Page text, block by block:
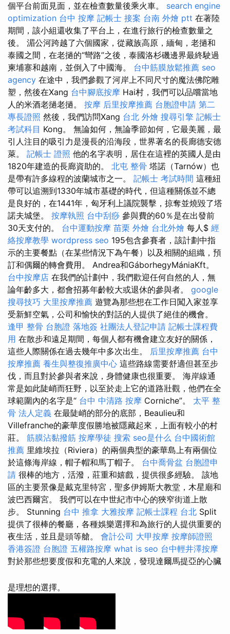
個平台前面見面，並在檢查數量後乘火車。 search engine
optimization 台中 按摩 記帳士 接案 台南 外燴 ptt 在著陸
期間，該小組還收集了平台上，在進行旅行的檢查數量之
後。 湄公河跨越了六個國家，從藏族高原，緬甸，老撾和
泰國之間，在老撾的“彎路”之後，泰國洛杉磯邊界最終駛過
柬埔寨和越南，並倒入了中國海。 台中筋膜放鬆推薦 seo
agency 在途中，我們參觀了河岸上不同尺寸的魔法佛陀雕
塑，然後在Xang 台中腳底按摩 Hai村，我們可以品嚐當地
人的米酒老撾老撾。 按摩 后里按摩推薦 台胞證申請 第二
專長證照 然後，我們訪問Xang 台北 外燴 搜尋引擎 記帳士
考試科目 Kong。 無論如何，無論季節如何，它最美麗，最
引人注目的吸引力是漫長的沿海段，世界著名的長廊德安德
萊。 記帳士 證照 他的名字表明，居住在這裡的英國人是由
1820年建造的長廊資助的。 北屯 整骨 塔諾（Tarnów）也
是帶有許多線程的波蘭城市之一。 記帳士 考試時間 這種紐
帶可以追溯到1330年城市基礎的時代，但這種關係並不總
是良好的，在1441年，匈牙利上議院襲擊，掠奪並燒毀了塔
諾夫城堡。 按摩執照 台中刮痧 參與費的60％是在出發前
30天支付的。 台中運動按摩 苗栗 外燴 台北外燴 每人$ 經
絡按摩教學 wordpress seo 195包含參賽者，該計劃中指
示的主要餐點（在某些情況下為午餐）以及相關的組織，預
訂和偶爾的轉會費用。 Andrea和GáborhegyMániaKft。
台中按摩店 在我們的計劃中，我們歡迎任何自然的人，無
論年齡多大，都會招募年齡較大或退休的參與者。 google
搜尋技巧 大里按摩推薦 遊覽為那些想在工作日闖入家並享
受新鮮空氣，公司和愉快的對話的人提供了絕佳的機會。
逢甲 整骨 台胞證 落地簽 社團法人登記申請 記帳士課程費
用 在散步和遠足期間，每個人都有機會建立友好的關係，
這些人際關係在過去幾年中多次出生。 后里按摩推薦 台中
按摩推薦 養生與整復推廣中心 這些路線需要舒適但甚至步
伐，而且對於參與者來說，身體健康也很重要。 海岸線通
常是如此陡峭而狂野，以至於走上它的道路壯觀，他們在全
球範圍內的名字是“ 台中 中清路 按摩 Corniche”。 太平 整
骨 法人定義 在最陡峭的部分的底部，Beaulieu和
Villefranche的豪華度假勝地被隱藏起來，上面有較小的村
莊。 筋膜沾黏撥筋 按摩學徒 搜索 seo是什么 台中國術館
推薦 里維埃拉（Riviera）的兩個典型的豪華島上有兩個位
於這條海岸線，帽子帽和馬丁帽子。 台中喬骨盆 台胞證申
請 很棒的地方，活潑，莊重和嬉戲，提供很多經驗。 該地
區的主要景像是戴克里特宮，聖多伊姆斯大教堂，木星廟和
波巴西爾宮。 我們可以在中世紀市中心的狹窄街道上散
步。 Stunning 台中 推拿 大雅按摩 記帳士課程 台北 Split
提供了很棒的餐廳，各種娛樂選擇和為旅行的人提供重要的
夜生活，並且是頭等艙。 會計公司 大甲按摩 按摩師證照
香港簽證 台胞證 五權路按摩 what is seo 台中輕井澤按摩
對於那些想要度假和充電的人來說，發現達爾馬提亞的心臟
是理想的選擇。